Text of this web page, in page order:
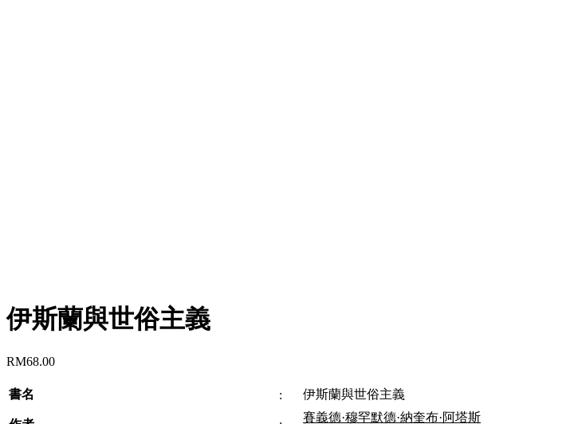
伊斯蘭與世俗主義
RM68.00
書名 : 伊斯蘭與世俗主義
賽義德·穆罕默德·納奎布·阿塔斯